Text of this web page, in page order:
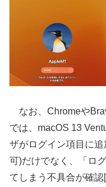
なお、Chromeや
では、macOS 13
ザがログイン項目に
可)だけでなく、「ロ
てしまう不具合が確認[